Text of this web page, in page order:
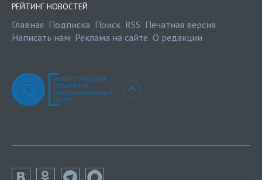
РЕЙТИНГ НОВОСТЕЙ
Главная Подписка Поиск RSS Печатная версия
Написать нам Реклама на сайте О редакции